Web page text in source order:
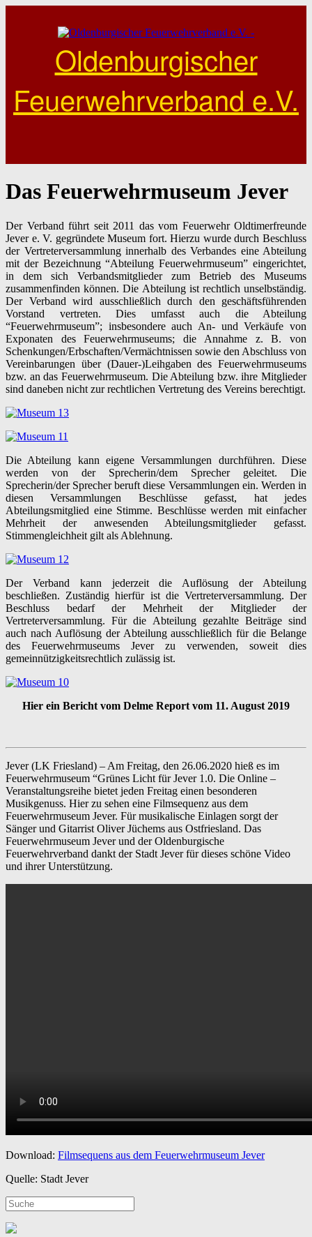
Oldenburgischer
Feuerwehrverband e.V.
Das Feuerwehrmuseum Jever
Der Verband führt seit 2011 das vom Feuerwehr Oldtimerfreunde
Jever e. V. gegründete Museum fort. Hierzu wurde durch Beschluss
der Vertreterversammlung innerhalb des Verbandes eine Abteilung
mit der Bezeichnung “Abteilung Feuerwehrmuseum” eingerichtet,
in dem sich Verbandsmitglieder zum Betrieb des Museums
zusammenfinden können. Die Abteilung ist rechtlich unselbständig.
Der Verband wird ausschließlich durch den geschäftsführenden
Vorstand vertreten. Dies umfasst auch die Abteilung
“Feuerwehrmuseum”; insbesondere auch An- und Verkäufe von
Exponaten des Feuerwehrmuseums; die Annahme z. B. von
Schenkungen/Erbschaften/Vermächtnissen sowie den Abschluss von
Vereinbarungen über (Dauer-)Leihgaben des Feuerwehrmuseums
bzw. an das Feuerwehrmuseum. Die Abteilung bzw. ihre Mitglieder
sind daneben nicht zur rechtlichen Vertretung des Vereins berechtigt.
Die Abteilung kann eigene Versammlungen durchführen. Diese
werden von der Sprecherin/dem Sprecher geleitet. Die
Sprecherin/der Sprecher beruft diese Versammlungen ein. Werden in
diesen Versammlungen Beschlüsse gefasst, hat jedes
Abteilungsmitglied eine Stimme. Beschlüsse werden mit einfacher
Mehrheit der anwesenden Abteilungsmitglieder gefasst.
Stimmengleichheit gilt als Ablehnung.
Der Verband kann jederzeit die Auflösung der Abteilung
beschließen. Zuständig hierfür ist die Vertreterversammlung. Der
Beschluss bedarf der Mehrheit der Mitglieder der
Vertreterversammlung. Für die Abteilung gezahlte Beiträge sind
auch nach Auflösung der Abteilung ausschließlich für die Belange
des Feuerwehrmuseums Jever zu verwenden, soweit dies
gemeinnützigkeitsrechtlich zulässig ist.
Hier ein Bericht vom Delme Report vom 11. August 2019
Jever (LK Friesland) – Am Freitag, den 26.06.2020 hieß es im
Feuerwehrmuseum “Grünes Licht für Jever 1.0. Die Online –
Veranstaltungsreihe bietet jeden Freitag einen besonderen
Musikgenuss. Hier zu sehen eine Filmsequenz aus dem
Feuerwehrmuseum Jever. Für musikalische Einlagen sorgt der
Sänger und Gitarrist Oliver Jüchems aus Ostfriesland. Das
Feuerwehrmuseum Jever und der Oldenburgische
Feuerwehrverband dankt der Stadt Jever für dieses schöne Video
und ihrer Unterstützung.
Download: Filmsequens aus dem Feuerwehrmuseum Jever
Quelle: Stadt Jever